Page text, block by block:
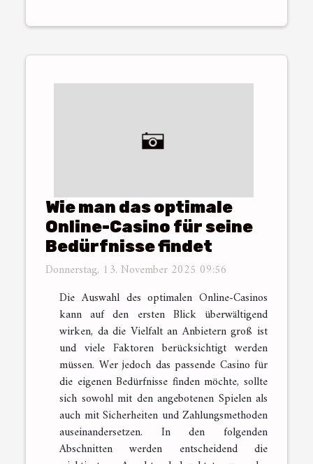
Wie man das optimale
Online-Casino für seine
Bedürfnisse findet
Donnerstag, 13. November 2025 09:56
Die Auswahl des optimalen Online-Casinos
kann auf den ersten Blick überwältigend
wirken, da die Vielfalt an Anbietern groß ist
und viele Faktoren berücksichtigt werden
müssen. Wer jedoch das passende Casino für
die eigenen Bedürfnisse finden möchte, sollte
sich sowohl mit den angebotenen Spielen als
auch mit Sicherheiten und Zahlungsmethoden
auseinandersetzen. In den folgenden
Abschnitten werden entscheidend die